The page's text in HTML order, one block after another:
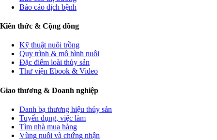
Báo cáo dịch bệnh
Kiến thức & Cộng đồng
Kỹ thuật nuôi trồng
Quy trình & mô hình nuôi
Đặc điểm loài thủy sản
Thư viện Ebook & Video
Giao thương & Doanh nghiệp
Danh bạ thương hiệu thủy sản
Tuyển dụng, việc làm
Tìm nhà mua hàng
Vùng nuôi và chứng nhận